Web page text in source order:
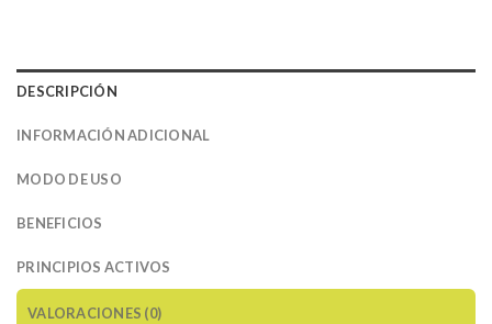
DESCRIPCIÓN
INFORMACIÓN ADICIONAL
MODO DE USO
BENEFICIOS
PRINCIPIOS ACTIVOS
VALORACIONES (0)